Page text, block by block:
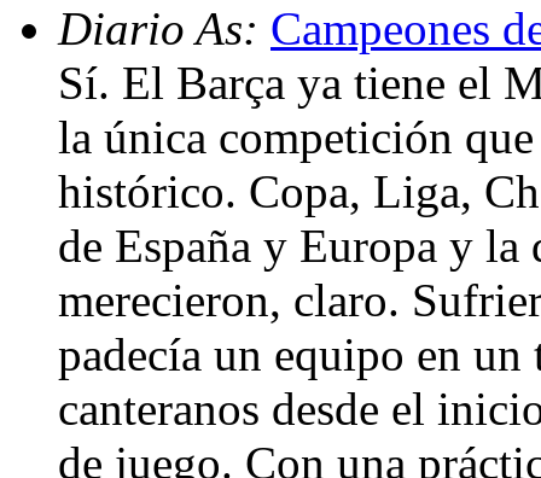
Diario As: Campeones
Sí. El Barça ya tiene el
la única competición
histórico. Copa, Liga,
de España y Europa y la
merecieron, claro.
padecía un equipo en
canteranos desde el
de juego. Con una